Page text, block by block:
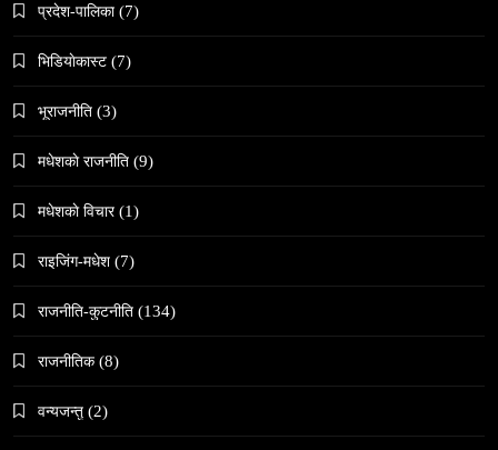
हुम्लामा चैतलो पर्वको रौनक, सांस्कृतिक कार्यक्रम सम्पन्न
समाज
प्रदेश-पालिका (7)
भिडियाेकास्ट (7)
भूराजनीति (3)
मधेशकाे राजनीति (9)
मधेशकाे विचार (1)
राइजिंग-मधेश (7)
राजनीति-कुटनीति (134)
राजनीतिक (8)
वन्यजन्तु (2)